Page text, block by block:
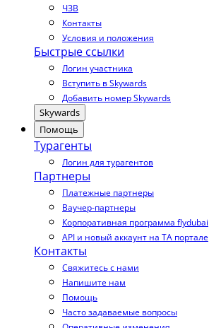
ЧЗВ
Контакты
Условия и положения
Быстрые ссылки
Логин участника
Вступить в Skywards
Добавить номер Skywards
Skywards
Помощь
Турагенты
Логин для турагентов
Партнеры
Платежные партнеры
Ваучер-партнеры
Корпоративная программа flydubai
API и новый аккаунт на TA портале
Контакты
Свяжитесь с нами
Напишите нам
Помощь
Часто задаваемые вопросы